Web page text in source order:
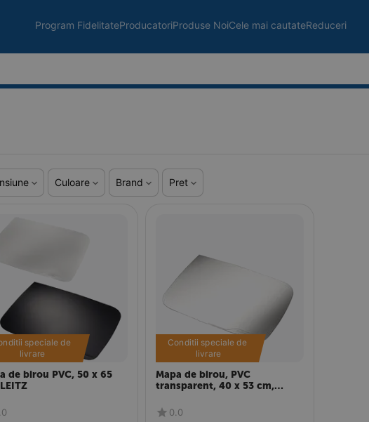
Program FidelitateProducatoriProduse NoiCele mai cautateReduceri
Culoare Brand Pret
speciale de
livrare
de birou PVC, 50 x 65
Conditii speciale de
livrare
Mapa de birou, PVC
transparent, 40 x 53 cm,
0.0